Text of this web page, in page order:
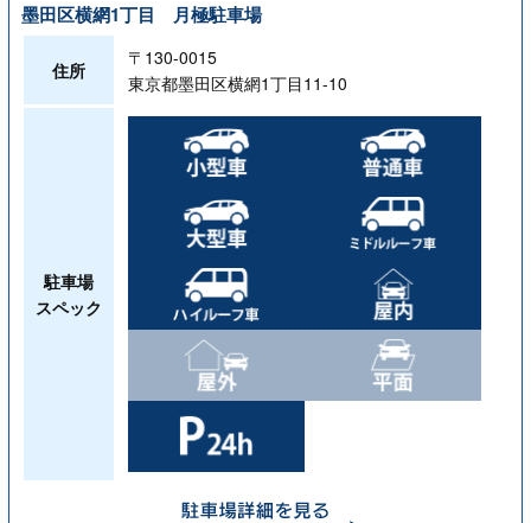
墨田区横網1丁目 月極駐車場
住所
〒130-0015
東京都墨田区横網1丁目11-10
駐車場
スペック